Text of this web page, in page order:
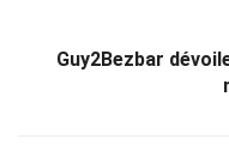
Guy2Bezbar